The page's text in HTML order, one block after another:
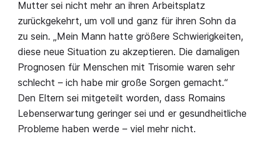
Mutter sei nicht mehr an ihren Arbeitsplatz
zurückgekehrt, um voll und ganz für ihren Sohn da
zu sein. „Mein Mann hatte größere Schwierigkeiten,
diese neue Situation zu akzeptieren. Die damaligen
Prognosen für Menschen mit Trisomie waren sehr
schlecht – ich habe mir große Sorgen gemacht.“
Den Eltern sei mitgeteilt worden, dass Romains
Lebenserwartung geringer sei und er gesundheitliche
Probleme haben werde – viel mehr nicht.